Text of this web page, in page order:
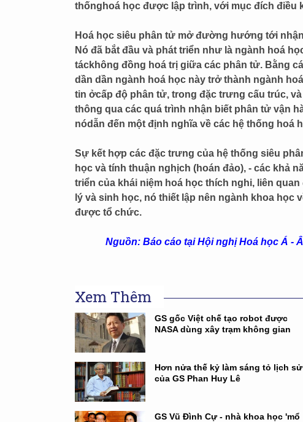
thốnghoá học được lập trình, với mục đích điều
Hoá học siêu phân tử mở đường hướng tới
Nó đã bắt đầu và phát triển như là ngành hoá
táckhông đồng hoá trị giữa các phân tử. Bằng
dần dần ngành hoá học này trở thành ngành
tin ởcấp độ phân tử, trong đặc trưng cấu trúc,
thông qua các quá trình nhận biết phân tử vận
nódẫn đến một định nghĩa về các hệ thống hoá
Sự kết hợp các đặc trưng của hệ thống siêu
học và tính thuận nghịch (hoán đảo), - các khả
triển của khái niệm hoá học thích nghi, liên
lý và sinh học, nó thiết lập nên ngành khoa học
được tổ chức.
Nguồn: Báo cáo tại Hội nghị Hoá học Á -
Xem Thêm
GS gốc Việt chế tạo robot được
NASA dùng xây trạm không gian
Hơn nửa thế kỷ làm sáng tỏ lịch sử
của GS Phan Huy Lê
GS Vũ Đình Cự - nhà khoa học 'mổ